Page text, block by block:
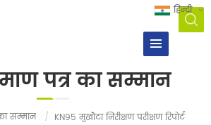
हिन्दी
पत्र का सम्मान
सम्मान / KN95 मुखौटा निरीक्षण परीक्षण रिपोर्ट